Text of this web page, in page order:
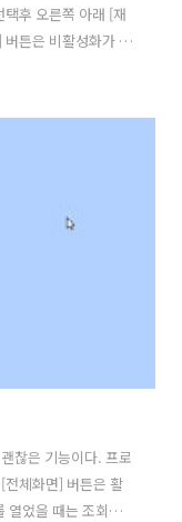
후 오른쪽 아래 [재
튼은 비활성화가 되
, 시간, 속도)를 보
누르면 역시 재생중
watch?v=Peef-
라이딩 정보 한건
따라기기를 계속 진
찮은 기능이다. 프로
체화면] 버튼은 활
열었을 때는 조회조